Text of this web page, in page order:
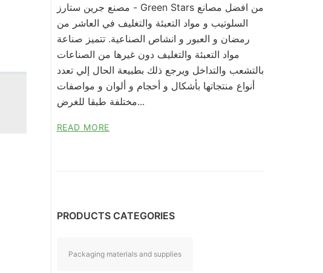
مصنع جرين ستارز - Green Stars من افضل مصانع
السلوتيب و مواد التعبئة والتغليف في العاشر من
رمضان و العبور و انشاص الصناعية. تتميز صناعة
مواد التعبئة والتغليف دون غيرها من الصناعات
بالتشعب والتداخل ويرجع ذلك بطبيعة الحال إلي تعدد
أنواع منتجاتها بأشكال و أحجام و ألوان و مواصفات
مختلفة طبقا للغرض...
READ MORE
PRODUCTS CATEGORIES
Packaging materials and supplies